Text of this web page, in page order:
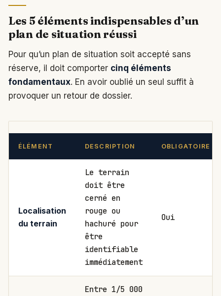
Les 5 éléments indispensables d’un
plan de situation réussi
Pour qu’un plan de situation soit accepté sans
réserve, il doit comporter cinq éléments
fondamentaux. En avoir oublié un seul suffit à
provoquer un retour de dossier.
ÉLÉMENT DESCRIPTION OBLIGATOIRE
Localisation
du terrain
Le terrain
doit être
cerné en
rouge ou
hachuré pour
être
identifiable
immédiatement
Oui
Entre 1/5 000